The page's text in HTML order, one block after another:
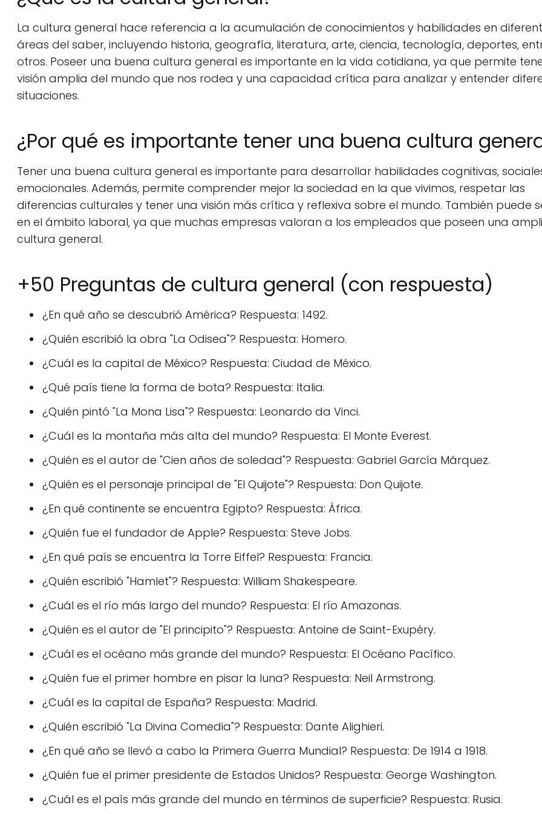
La cultura general hace referencia a la acumulación de conocimientos y habilidades en
áreas del saber, incluyendo historia, geografía, literatura, arte, ciencia, tecnología, deportes,
otros. Poseer una buena cultura general es importante en la vida cotidiana, ya que permite
visión amplia del mundo que nos rodea y una capacidad crítica para analizar y entender
situaciones.
¿Por qué es importante tener una buena cultura
Tener una buena cultura general es importante para desarrollar habilidades cognitivas,
emocionales. Además, permite comprender mejor la sociedad en la que vivimos, respetar las
diferencias culturales y tener una visión más crítica y reflexiva sobre el mundo. También puede
en el ámbito laboral, ya que muchas empresas valoran a los empleados que poseen una
cultura general.
+50 Preguntas de cultura general (con respuesta)
¿En qué año se descubrió América? Respuesta: 1492.
¿Quién escribió la obra "La Odisea"? Respuesta: Homero.
¿Cuál es la capital de México? Respuesta: Ciudad de México.
¿Qué país tiene la forma de bota? Respuesta: Italia.
¿Quién pintó "La Mona Lisa"? Respuesta: Leonardo da Vinci.
¿Cuál es la montaña más alta del mundo? Respuesta: El Monte Everest.
¿Quién es el autor de "Cien años de soledad"? Respuesta: Gabriel García Márquez.
¿Quién es el personaje principal de "El Quijote"? Respuesta: Don Quijote.
¿En qué continente se encuentra Egipto? Respuesta: África.
¿Quién fue el fundador de Apple? Respuesta: Steve Jobs.
¿En qué país se encuentra la Torre Eiffel? Respuesta: Francia.
¿Quién escribió "Hamlet"? Respuesta: William Shakespeare.
¿Cuál es el río más largo del mundo? Respuesta: El río Amazonas.
¿Quién es el autor de "El principito"? Respuesta: Antoine de Saint-Exupéry.
¿Cuál es el océano más grande del mundo? Respuesta: El Océano Pacífico.
¿Quién fue el primer hombre en pisar la luna? Respuesta: Neil Armstrong.
¿Cuál es la capital de España? Respuesta: Madrid.
¿Quién escribió "La Divina Comedia"? Respuesta: Dante Alighieri.
¿En qué año se llevó a cabo la Primera Guerra Mundial? Respuesta: De 1914 a 1918.
¿Quién fue el primer presidente de Estados Unidos? Respuesta: George Washington.
¿Cuál es el país más grande del mundo en términos de superficie? Respuesta: Rusia.